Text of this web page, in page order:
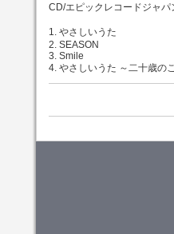
CD/エピックレコードジャパ
1. やさしいうた
2. SEASON
3. Smile
4. やさしいうた ～二十歳の